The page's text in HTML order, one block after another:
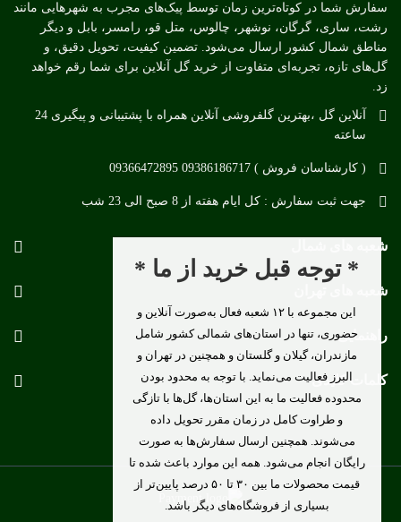
سفارش شما در کوتاه‌ترین زمان توسط پیک‌های مجرب به شهرهایی مانند
رشت، ساری، گرگان، نوشهر، چالوس، متل قو، رامسر، بابل و دیگر
مناطق شمال کشور ارسال می‌شود. تضمین کیفیت، تحویل دقیق، و
گل‌های تازه، تجربه‌ای متفاوت از خرید گل آنلاین برای شما رقم خواهد
زد.
آنلاین گل ،بهترین گلفروشی آنلاین همراه با پشتیبانی و پیگیری 24
ساعته
( کارشناسان فروش ) 09386186717 09366472895
جهت ثبت سفارش : کل ایام هفته از 8 صبح الی 23 شب
شعبه های شمال
شعبه های تهران
راهنمایی
کلمات کلیدی
* توجه قبل خرید از ما *
این مجموعه با ۱۲ شعبه فعال به‌صورت آنلاین و
حضوری، تنها در استان‌های شمالی کشور شامل
مازندران، گیلان و گلستان و همچنین در تهران و
البرز فعالیت می‌نماید. با توجه به محدود بودن
محدوده فعالیت ما به این استان‌ها، گل‌ها با تازگی
و طراوت کامل در زمان مقرر تحویل داده
می‌شوند. همچنین ارسال سفارش‌ها به صورت
رایگان انجام می‌شود. همه این موارد باعث شده تا
قیمت محصولات ما بین ۳۰ تا ۵۰ درصد پایین‌تر از
بسیاری از فروشگاه‌های دیگر باشد.